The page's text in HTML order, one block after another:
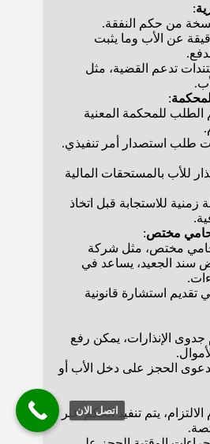
:
من حكم النفقة.
عن الأب وما يثبت
تدعم القضية، مثل
:
للمحكمة المعنية
طلب استصدار أمر تنفيذي.
للأب بالمستحقات المالية
زمنية للاستجابة قبل اتخاذ
مختص:
مختص، مثل شركة
سند الجعيد، يساعد في
تقديم استشارة قانونية
الإنذارات، يمكن رفع
الحجز على دخل الأب أو
يتم تنفيذ الحكم عبر
اتصل الان